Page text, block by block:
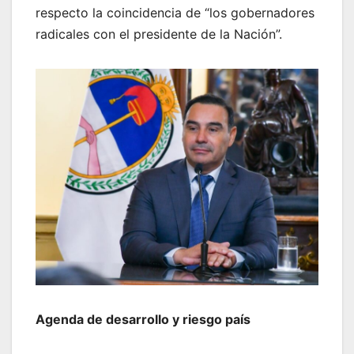
respecto la coincidencia de “los gobernadores
radicales con el presidente de la Nación”.
Agenda de desarrollo y riesgo país